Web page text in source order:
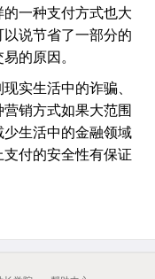
一种支付方式也大
说节省了一部分的
的原因。
实生活中的诈骗、
销方式如果大范围
生活中的金融领域
付的安全性有保证